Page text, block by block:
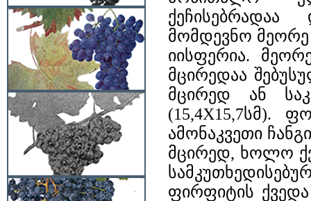
მომდევნო
იისფერია.
მცირედაა
მცირედ ან
(15,4X15,7სმ).
ამონაკვეთი
მცირედ, ხოლო
ფირფიტის